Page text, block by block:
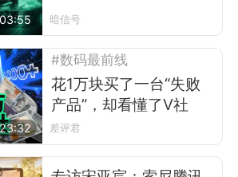
暗信号
#数码最前线
花1万块买了一台“失败
产品”，却看懂了V社
差评君